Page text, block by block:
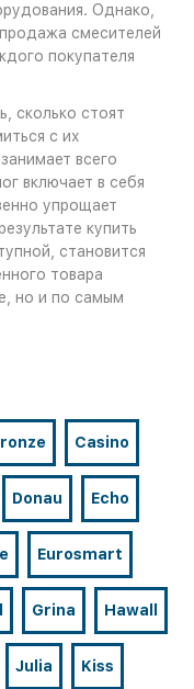
Однако,
смесителей
покупателя
сколько стоят
с их
всего
включает в себя
упрощает
купить
становится
товара
но и по самым
Casino
Donau Echo
Eurosmart
Grina Hawall
Julia Kiss